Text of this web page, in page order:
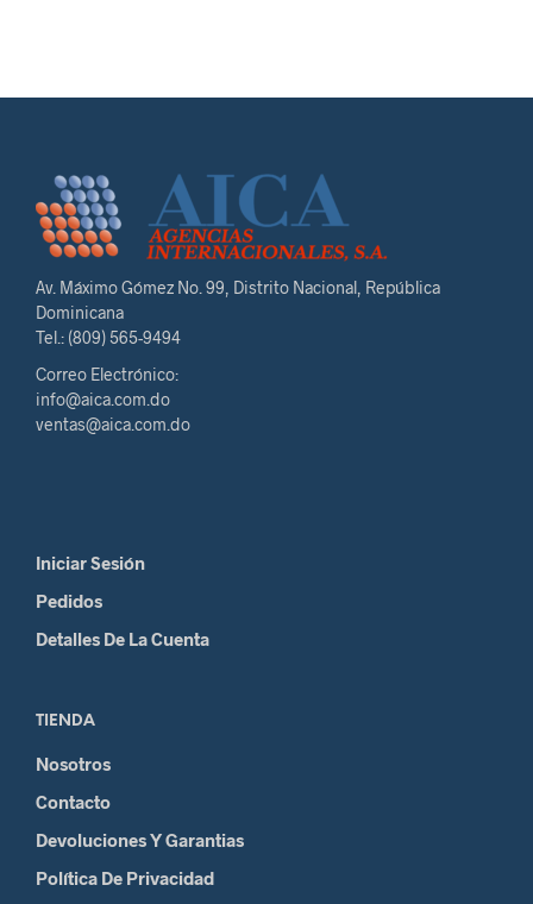
Av. Máximo Gómez No. 99, Distrito Nacional, República
Dominicana
Tel.: (809) 565-9494
Correo Electrónico:
info@aica.com.do
ventas@aica.com.do
Iniciar Sesión
Pedidos
Detalles De La Cuenta
TIENDA
Nosotros
Contacto
Devoluciones Y Garantias
Política De Privacidad